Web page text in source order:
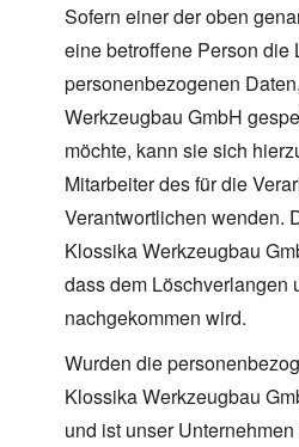
Sofern einer der oben
eine betroffene Person die
personenbezogenen
Werkzeugbau GmbH
möchte, kann sie sich
Mitarbeiter des für die
Verantwortlichen wenden.
Klossika Werkzeugbau
dass dem Löschverlangen
nachgekommen wird.
Wurden die
Klossika Werkzeugbau
und ist unser